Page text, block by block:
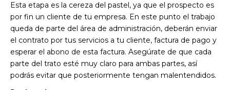
Esta etapa es la cereza del pastel, ya que el prospecto es
por fin un cliente de tu empresa. En este punto el trabajo
queda de parte del área de administración, deberán enviar
el contrato por tus servicios a tu cliente, factura de pago y
esperar el abono de esta factura. Asegúrate de que cada
parte del trato esté muy claro para ambas partes, así
podrás evitar que posteriormente tengan malentendidos.